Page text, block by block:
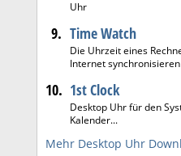
Uhr
9. Time Watch
Die Uhrzeit eines
Internet synchronisieren
10. 1st Clock
Desktop Uhr für den
Kalender...
Mehr Desktop Uhr